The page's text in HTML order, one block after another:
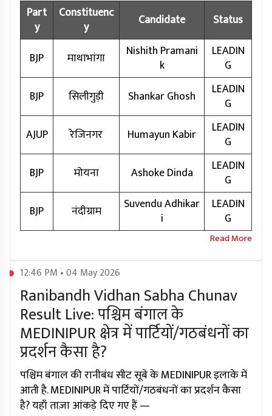
Part
y
Constituenc
y
Candidate Status
BJP माथाभांगा
Nishith Pramani
k
LEADIN
G
BJP
सिलीगुड़ी Shankar Ghosh
LEADIN
G
AJUP
रेजिनगर Humayun Kabir
LEADIN
G
BJP
मोयना Ashoke Dinda
LEADIN
G
BJP
नंदीग्राम
Suvendu Adhikar
i
LEADIN
G
12:46 PM • 04 May 2026
Ranibandh Vidhan Sabha Chunav
Result Live: पश्चिम बंगाल के
MEDINIPUR क्षेत्र में पार्टियों/गठबंधनों का
प्रदर्शन कैसा है?
पश्चिम बंगाल की रानीबंध सीट सूबे के MEDINIPUR इलाके में
आती है. MEDINIPUR में पार्टियों/गठबंधनों का प्रदर्शन कैसा
है? यहाँ ताज़ा आंकड़े दिए गए हैं —